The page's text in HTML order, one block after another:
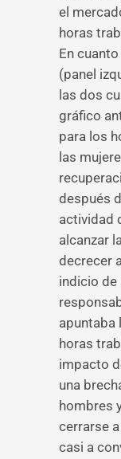
el
horas
En
(panel
las dos
gráfico
para los
las
después
actividad
alcanzar
decrecer
indicio de
apuntaba
horas
impacto
una
hombres
cerrarse
casi a